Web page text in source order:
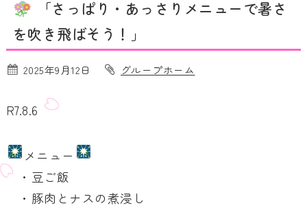
「さっぱり・あっさりメニューで暑さ
を吹き飛ばそう！」
2025年9月12日 グループホーム
R7.8.6
メニュー
・豆ご飯
・豚肉とナスの煮浸し